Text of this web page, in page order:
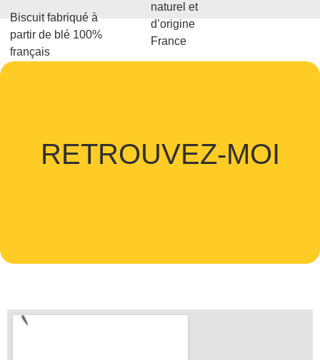
Biscuit fabriqué à
partir de blé 100%
français
naturel et
d’origine
France
RETROUVEZ-MOI